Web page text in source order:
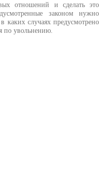
отношений и сделать это
законом нужно
случаях предусмотрено
по увольнению.